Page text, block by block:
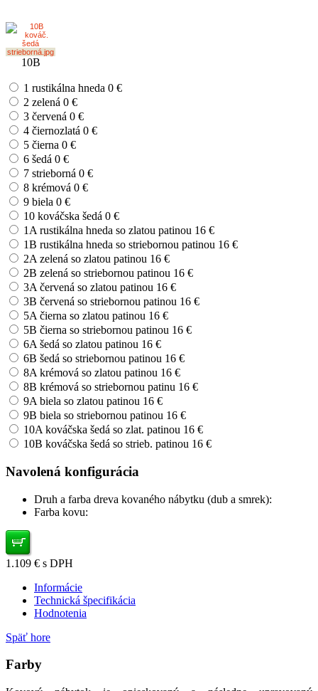
10B
1 rustikálna hneda 0 €
2 zelená 0 €
3 červená 0 €
4 čiernozlatá 0 €
5 čierna 0 €
6 šedá 0 €
7 strieborná 0 €
8 krémová 0 €
9 biela 0 €
10 kováčska šedá 0 €
1A rustikálna hneda so zlatou patinou 16 €
1B rustikálna hneda so striebornou patinou 16 €
2A zelená so zlatou patinou 16 €
2B zelená so striebornou patinou 16 €
3A červená so zlatou patinou 16 €
3B červená so striebornou patinou 16 €
5A čierna so zlatou patinou 16 €
5B čierna so striebornou patinou 16 €
6A šedá so zlatou patinou 16 €
6B šedá so striebornou patinou 16 €
8A krémová so zlatou patinou 16 €
8B krémová so striebornou patinu 16 €
9A biela so zlatou patinou 16 €
9B biela so striebornou patinou 16 €
10A kováčska šedá so zlat. patinou 16 €
10B kováčska šedá so strieb. patinou 16 €
Navolená konfigurácia
Druh a farba dreva kovaného nábytku (dub a smrek):
Farba kovu:
1.109 € s DPH
Informácie
Technická špecifikácia
Hodnotenia
Späť hore
Farby